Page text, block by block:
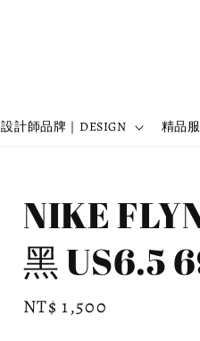
設計師品牌｜DESIGN 精品
NIKE
黑 US6.5
Regular
NT$ 1,500